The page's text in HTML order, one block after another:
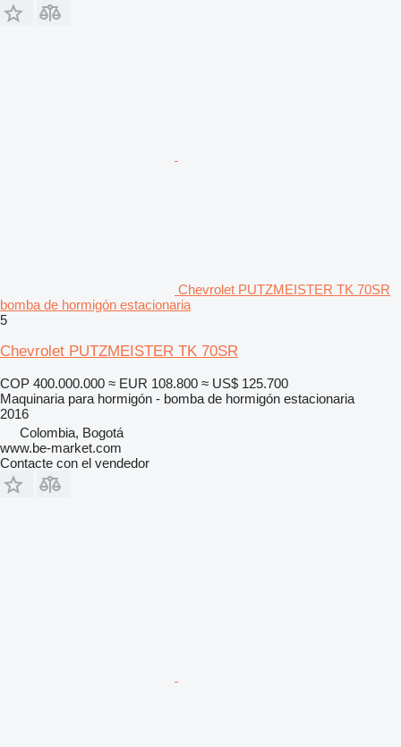
Chevrolet PUTZMEISTER TK 70SR
bomba de hormigón estacionaria
5
Chevrolet PUTZMEISTER TK 70SR
COP 400.000.000 ≈ EUR 108.800 ≈ US$ 125.700
Maquinaria para hormigón - bomba de hormigón estacionaria
2016
Colombia, Bogotá
www.be-market.com
Contacte con el vendedor